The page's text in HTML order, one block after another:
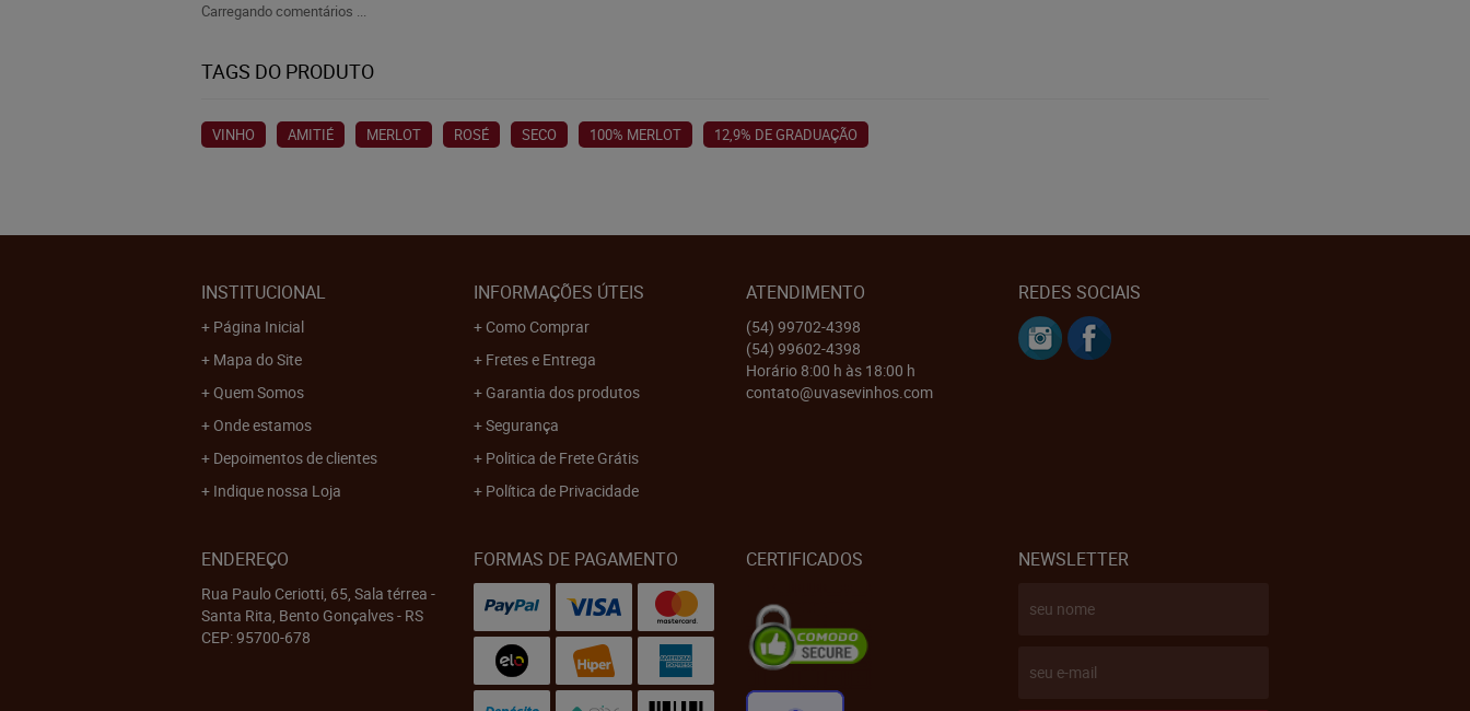
Carregando comentários ...
TAGS DO PRODUTO
VINHO AMITIÉ MERLOT ROSÉ SECO 100% MERLOT 12,9% DE GRADUAÇÃO
INSTITUCIONAL
Página Inicial
Mapa do Site
Quem Somos
Onde estamos
Depoimentos de clientes
Indique nossa Loja
INFORMAÇÕES ÚTEIS
Como Comprar
Fretes e Entrega
Garantia dos produtos
Segurança
Politica de Frete Grátis
Política de Privacidade
ATENDIMENTO
(54) 99702-4398
(54) 99602-4398
Horário 8:00 h às 18:00 h
contato@uvasevinhos.com
REDES SOCIAIS
ENDEREÇO
Rua Paulo Ceriotti, 65, Sala térrea -
Santa Rita, Bento Gonçalves- RS
CEP: 95700-678
FORMAS DE PAGAMENTO CERTIFICADOS NEWSLETTER